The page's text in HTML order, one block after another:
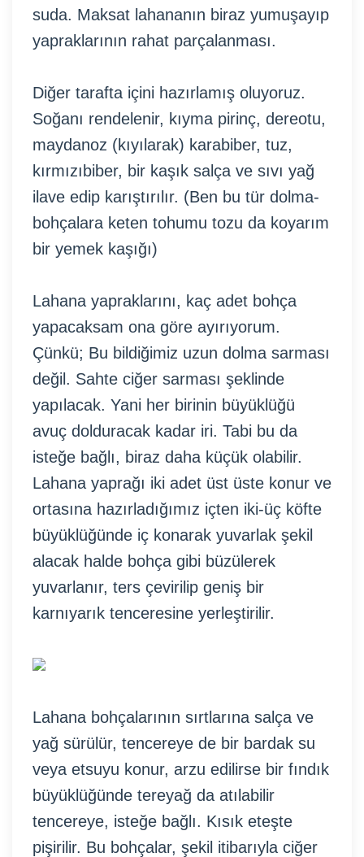
suda. Maksat lahananın biraz yumuşayıp
yapraklarının rahat parçalanması.
Diğer tarafta içini hazırlamış oluyoruz.
Soğanı rendelenir, kıyma pirinç, dereotu,
maydanoz (kıyılarak) karabiber, tuz,
kırmızıbiber, bir kaşık salça ve sıvı yağ
ilave edip karıştırılır. (Ben bu tür dolma-
bohçalara keten tohumu tozu da koyarım
bir yemek kaşığı)
Lahana yapraklarını, kaç adet bohça
yapacaksam ona göre ayırıyorum.
Çünkü; Bu bildiğimiz uzun dolma sarması
değil. Sahte ciğer sarması şeklinde
yapılacak. Yani her birinin büyüklüğü
avuç dolduracak kadar iri. Tabi bu da
isteğe bağlı, biraz daha küçük olabilir.
Lahana yaprağı iki adet üst üste konur ve
ortasına hazırladığımız içten iki-üç köfte
büyüklüğünde iç konarak yuvarlak şekil
alacak halde bohça gibi büzülerek
yuvarlanır, ters çevirilip geniş bir
karnıyarık tenceresine yerleştirilir.
Lahana bohçalarının sırtlarına salça ve
yağ sürülür, tencereye de bir bardak su
veya etsuyu konur, arzu edilirse bir fındık
büyüklüğünde tereyağ da atılabilir
tencereye, isteğe bağlı. Kısık eteşte
pişirilir. Bu bohçalar, şekil itibarıyla ciğer